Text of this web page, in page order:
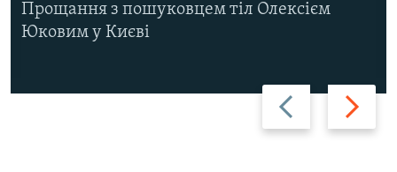
Назад Вперед
Прощання з пошуковцем тіл Олексієм
Юковим у Києві